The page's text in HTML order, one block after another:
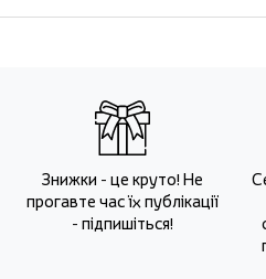
Знижки - це круто! Не
прогавте час їх публікації
- підпишіться!